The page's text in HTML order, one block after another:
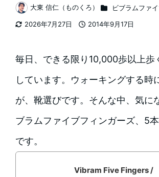
2026年7月27日
2014年9月17日
著
者
大東 信仁（ものくろ） カテゴリー
ビブラムファ
毎日、できる限り10,000歩以上歩
しています。ウォーキングする時
が、靴選びです。そんな中、気に
ブラムファイブフィンガーズ、5
です。
Vibram Five Fingers /